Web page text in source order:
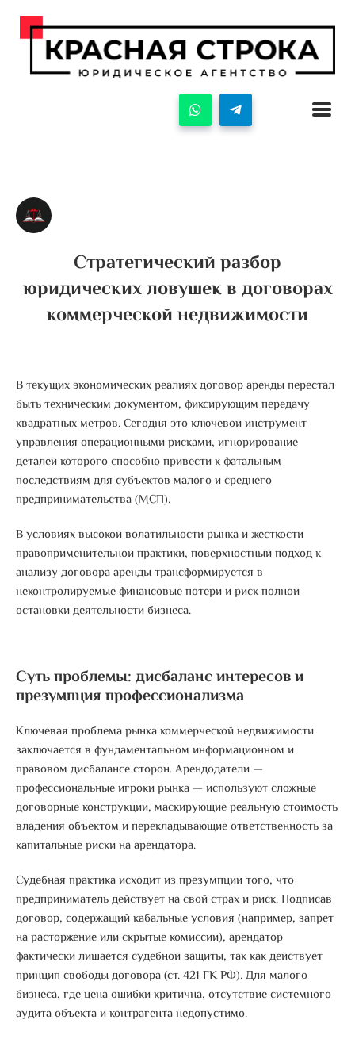
Стратегический разбор
юридических ловушек в договорах
коммерческой недвижимости
В текущих экономических реалиях договор аренды перестал
быть техническим документом, фиксирующим передачу
квадратных метров. Сегодня это ключевой инструмент
управления операционными рисками, игнорирование
деталей которого способно привести к фатальным
последствиям для субъектов малого и среднего
предпринимательства (МСП).
В условиях высокой волатильности рынка и жесткости
правоприменительной практики, поверхностный подход к
анализу договора аренды трансформируется в
неконтролируемые финансовые потери и риск полной
остановки деятельности бизнеса.
Суть проблемы: дисбаланс интересов и
презумпция профессионализма
Ключевая проблема рынка коммерческой недвижимости
заключается в фундаментальном информационном и
правовом дисбалансе сторон. Арендодатели —
профессиональные игроки рынка — используют сложные
договорные конструкции, маскирующие реальную стоимость
владения объектом и перекладывающие ответственность за
капитальные риски на арендатора.
Судебная практика исходит из презумпции того, что
предприниматель действует на свой страх и риск. Подписав
договор, содержащий кабальные условия (например, запрет
на расторжение или скрытые комиссии), арендатор
фактически лишается судебной защиты, так как действует
принцип свободы договора (ст. 421 ГК РФ). Для малого
бизнеса, где цена ошибки критична, отсутствие системного
аудита объекта и контрагента недопустимо.